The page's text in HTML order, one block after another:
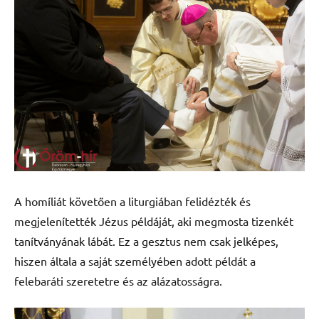
A homíliát követően a liturgiában felidézték és
megjelenítették Jézus példáját, aki megmosta tizenkét
tanítványának lábát. Ez a gesztus nem csak jelképes,
hiszen általa a saját személyében adott példát a
felebaráti szeretetre és az alázatosságra.